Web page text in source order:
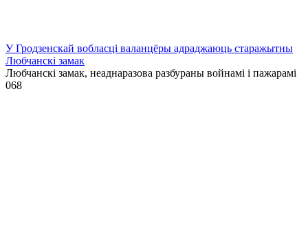
У Гродзенскай вобласці валанцёры адраджаюць старажытны
Любчанскі замак
Любчанскі замак, неаднаразова разбураны войнамі і пажарамі
068